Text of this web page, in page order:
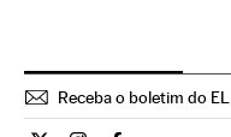
Receba o boletim do